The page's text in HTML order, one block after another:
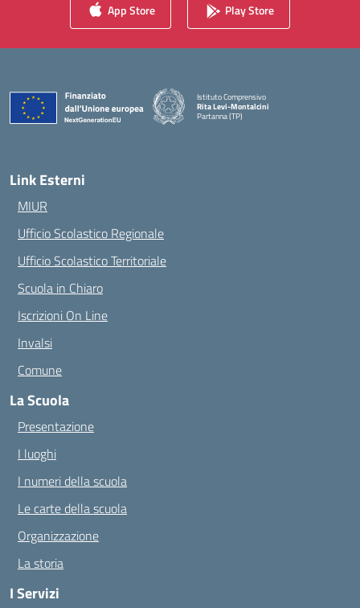
App Store Play Store
Istituto Comprensivo
Rita Levi-Montalcini
Partanna (TP)
Link Esterni
MIUR
Ufficio Scolastico Regionale
Ufficio Scolastico Territoriale
Scuola in Chiaro
Iscrizioni On Line
Invalsi
Comune
La Scuola
Presentazione
I luoghi
I numeri della scuola
Le carte della scuola
Organizzazione
La storia
I Servizi